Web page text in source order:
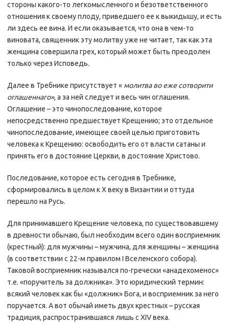
стороны какого-то легкомысленного и безответственного
отношения к своему плоду, приведшего ее к выкидышу, и есть
ли здесь ее вина. И если оказывается, что она в чем-то
виновата, священник эту молитву уже не читает, так как эта
женщина совершила грех, который может быть преодолен
только через Исповедь.
Далее в Требнике присутствует « молитва во еже сотворити
оглашеннаго», а за ней следует и весь чин оглашения.
Оглашение – это чинопоследование, которое
непосредственно предшествует Крещению; это отдельное
чинопоследование, имеющее своей целью приготовить
человека к Крещению: освободить его от власти сатаны и
принять его в достояние Церкви, в достояние Христово.
Последование, которое есть сегодня в Требнике,
сформировались в целом к X веку в Византии и оттуда
перешло на Русь.
Для принимавшего Крещение человека, по существовавшему
в древности обычаю, был необходим всего один восприемник
(крестный): для мужчины – мужчина, для женщины – женщина
(в соответствии с 22-м правилом I Вселенского собора).
Таковой восприемник назывался по-гречески «анадехоменос»
т.е. «поручитель за должника». Это юридический термин:
всякий человек как бы «должник» Бога, и восприемник за него
поручается. А вот обычай иметь двух крестных – русская
традиция, распространившаяся лишь с XIV века.